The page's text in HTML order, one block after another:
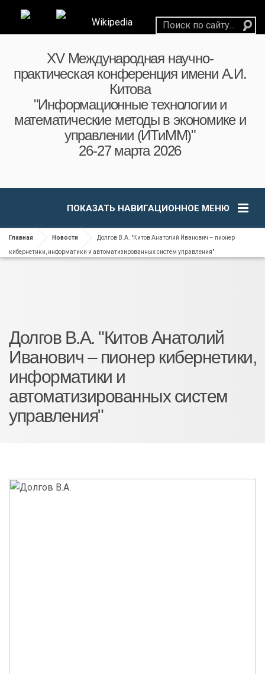
Wikipedia
XV Международная научно-
практическая конференция имени А.И.
Китова
"Информационные технологии и
математические методы в экономике и
управлении (ИТиММ)"
26-27 марта 2026
ПОКАЗАТЬ НАВИГАЦИОННОЕ МЕНЮ
Главная Новости Долгов В.А. "Китов Анатолий Иванович – пионер
кибернетики, информатики и автоматизированных систем управления"
Долгов В.А. "Китов Анатолий
Иванович – пионер кибернетики,
информатики и
автоматизированных систем
управления"